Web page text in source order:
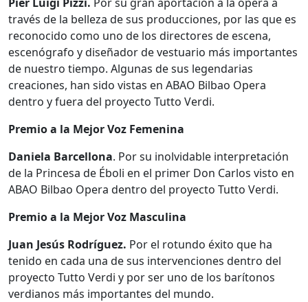
través de la belleza de sus producciones, por las que es
reconocido como uno de los directores de escena,
escenógrafo y diseñador de vestuario más importantes
de nuestro tiempo. Algunas de sus legendarias
creaciones, han sido vistas en ABAO Bilbao Opera
dentro y fuera del proyecto Tutto Verdi.
Premio a la Mejor Voz Femenina
Daniela Barcellona. Por su inolvidable interpretación
de la Princesa de Éboli en el primer Don Carlos visto en
ABAO Bilbao Opera dentro del proyecto Tutto Verdi.
Premio a la Mejor Voz Masculina
Juan Jesús Rodríguez. Por el rotundo éxito que ha
tenido en cada una de sus intervenciones dentro del
proyecto Tutto Verdi y por ser uno de los barítonos
verdianos más importantes del mundo.